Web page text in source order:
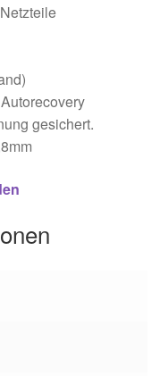
gesichert.